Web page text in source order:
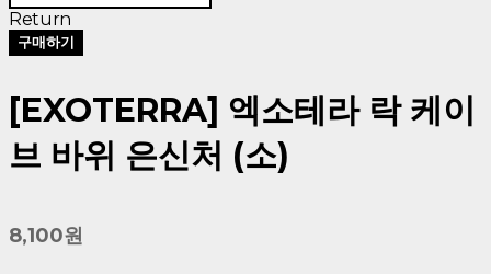
Return
구매하기
[EXOTERRA] 엑소테라 락 케이
브 바위 은신처 (소)
8,100원